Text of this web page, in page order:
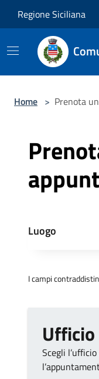
Regione Siciliana
Home > Prenota
Luogo
I campi
Ufficio
Scegli